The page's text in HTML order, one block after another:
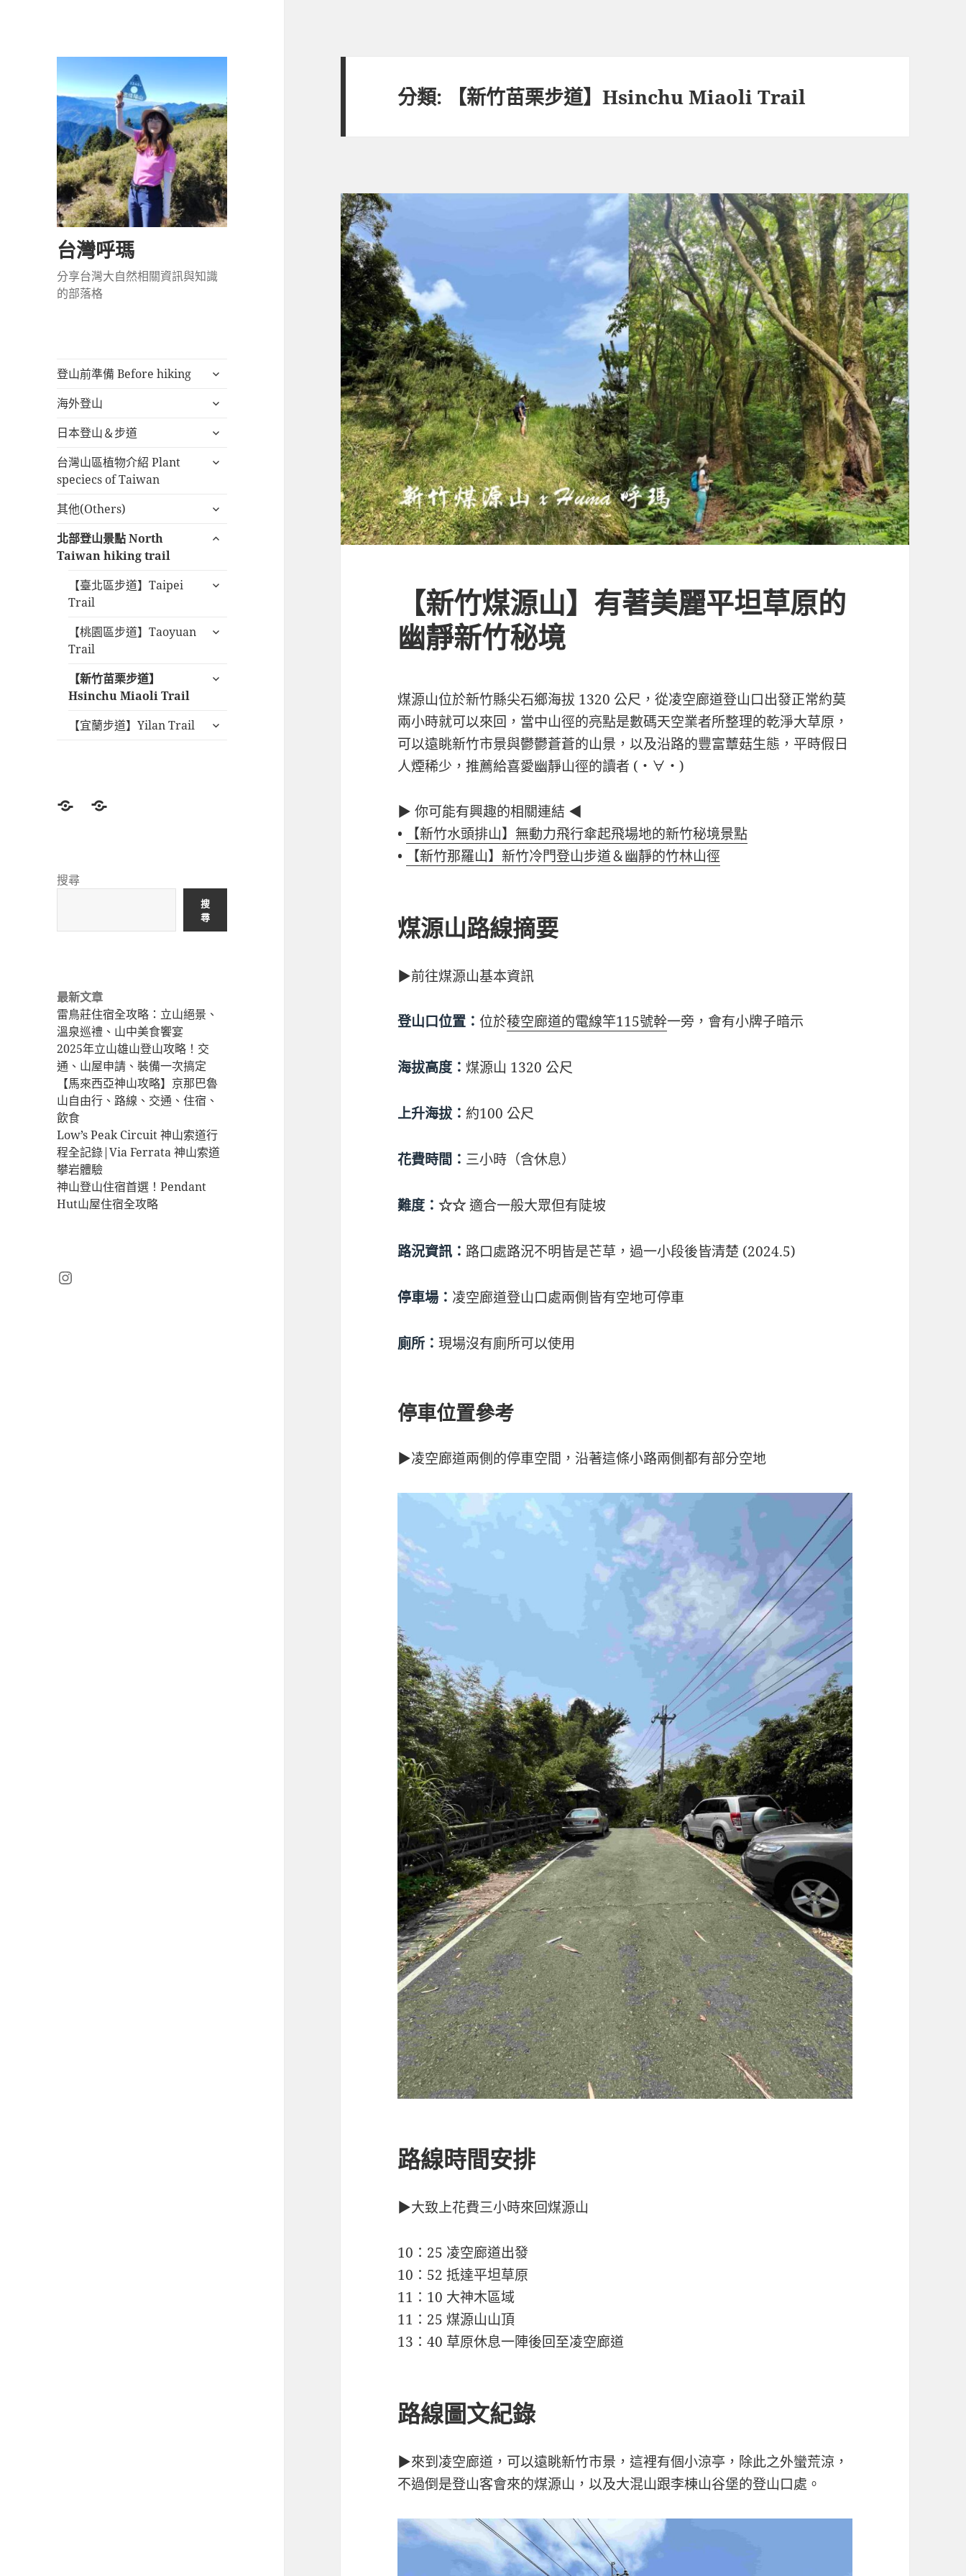
台灣呼瑪
分享台灣大自然相關資訊與知識
的部落格
登山前準備 Before hiking
展
子
單
海外登山
展
子
單
日本登山＆步道
展
子
台灣山區植物介紹 Plant
speciecs of Taiwan
展
選
其他(Others)
展
子
北部登山景點 North
Taiwan hiking trail
展
選
【臺北區步道】Taipei
Trail
展
選
【桃園區步道】Taoyuan
Trail
展
選
【新竹苗栗步道】
Hsinchu Miaoli Trail
展
選
【宜蘭步道】Yilan Trail
展
登
準
北
hiking
trail
搜尋
搜
尋
最新文章
雷鳥莊住宿全攻略：立山絕景、
溫泉巡禮、山中美食饗宴
2025年立山雄山登山攻略！交
通、山屋申請、裝備一次搞定
【馬來西亞神山攻略】京那巴魯
山自由行、路線、交通、住宿、
飲食
Low’s Peak Circuit 神山索道行
程全記錄|Via Ferrata 神山索道
攀岩體驗
神山登山住宿首選！Pendant
Hut山屋住宿全攻略
Instagram
分類: 【新竹苗栗步道】Hsinchu Miaoli Trail
【新竹煤源山】有著美麗平坦草原的
幽靜新竹秘境
煤源山位於新竹縣尖石鄉海拔 1320 公尺，從凌空廊道登山口出發正常約莫
兩小時就可以來回，當中山徑的亮點是數碼天空業者所整理的乾淨大草原，
可以遠眺新竹市景與鬱鬱蒼蒼的山景，以及沿路的豐富蕈菇生態，平時假日
人煙稀少，推薦給喜愛幽靜山徑的讀者 (・∀・)
▶ 你可能有興趣的相關連結 ◀
•
【新竹水頭排山】無動力飛行傘起飛場地的新竹秘境景點
•
【新竹那羅山】新竹冷門登山步道＆幽靜的竹林山徑
煤源山路線摘要
▶前往煤源山基本資訊
登山口位置：位於稜空廊道的電線竿115號幹一旁，會有小牌子暗示
海拔高度：煤源山 1320 公尺
上升海拔： 約100 公尺
花費時間： 三小時（含休息）
難度：☆☆適合一般大眾但有陡坡
路況資訊： 路口處路況不明皆是芒草，過一小段後皆清楚 (2024.5)
停車場： 凌空廊道登山口處兩側皆有空地可停車
廁所：現場沒有廁所可以使用
停車位置參考
▶凌空廊道兩側的停車空間，沿著這條小路兩側都有部分空地
路線時間安排
▶大致上花費三小時來回煤源山
10：25 凌空廊道出發
10：52 抵達平坦草原
11：10 大神木區域
11：25 煤源山山頂
13：40 草原休息一陣後回至凌空廊道
路線圖文紀錄
▶來到凌空廊道，可以遠眺新竹市景，這裡有個小涼亭，除此之外蠻荒涼，
不過倒是登山客會來的煤源山，以及大混山跟李棟山谷堡的登山口處。